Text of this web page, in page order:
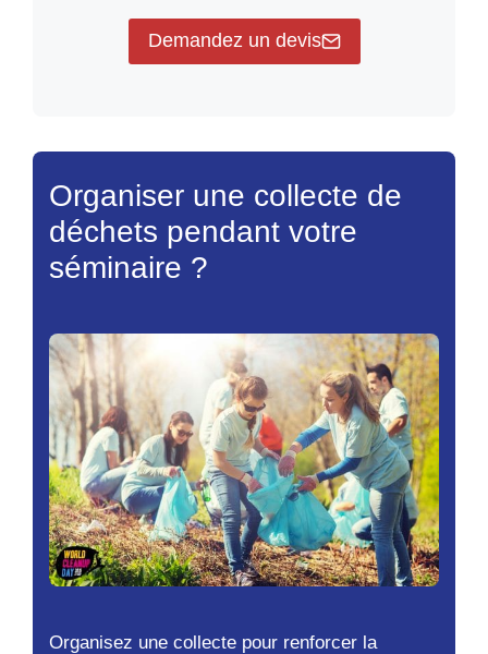
Demandez un devis
Organiser une collecte de
déchets pendant votre
séminaire ?
Organisez une collecte pour renforcer la